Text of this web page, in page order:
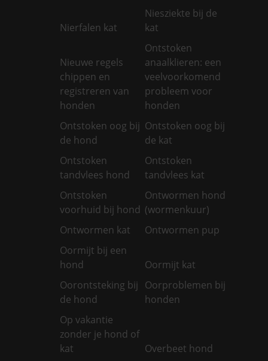
Nierfalen kat
Niesziekte bij de
kat
Nieuwe regels
chippen en
registreren van
honden
Ontstoken
anaalklieren: een
veelvoorkomend
probleem voor
honden
Ontstoken oog bij
de hond
Ontstoken oog bij
de kat
Ontstoken
tandvlees hond
Ontstoken
tandvlees kat
Ontstoken
voorhuid bij hond
Ontwormen hond
(wormenkuur)
Ontwormen kat
Ontwormen pup
Oormijt bij een
hond
Oormijt kat
Oorontsteking bij
de hond
Oorproblemen bij
honden
Op vakantie
zonder je hond of
kat
Overbeet hond